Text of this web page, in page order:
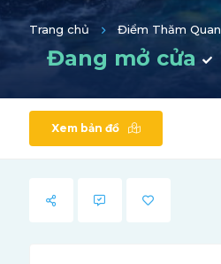
Trang chủ Điểm Thăm Quan
Đang mở cửa
Xem bản đồ